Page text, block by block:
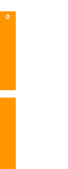
0